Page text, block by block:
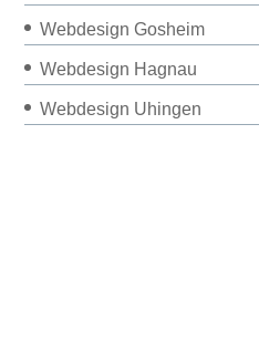
Webdesign Gosheim
Webdesign Hagnau
Webdesign Uhingen